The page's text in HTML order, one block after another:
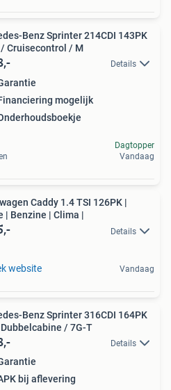
Benz Sprinter 214CDI 143PK
/ Cruisecontrol / M
Details
mogelijk
Dagtopper
Vandaag
Caddy 1.4 TSI 126PK |
| Benzine | Clima |
Details
website Vandaag
Benz Sprinter 316CDI 164PK
/ 7G-T
Details
bij aflevering